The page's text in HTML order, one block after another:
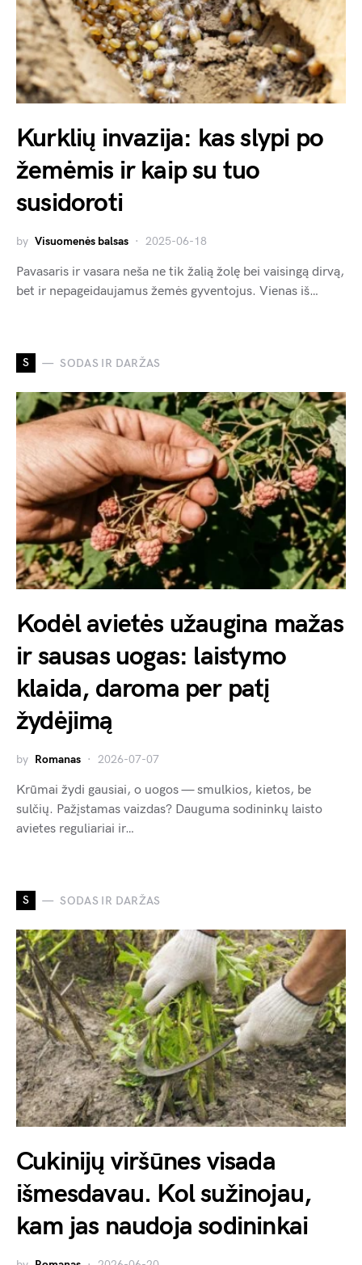
Kurklių invazija: kas slypi po
žemėmis ir kaip su tuo
susidoroti
by Visuomenės balsas 2025-06-18
Pavasaris ir vasara neša ne tik žalią žolę bei vaisingą dirvą,
bet ir nepageidaujamus žemės gyventojus. Vienas iš…
S SODAS IR DARŽAS
Kodėl avietės užaugina mažas
ir sausas uogas: laistymo
klaida, daroma per patį
žydėjimą
by Romanas 2026-07-07
Krūmai žydi gausiai, o uogos — smulkios, kietos, be
sulčių. Pažįstamas vaizdas? Dauguma sodininkų laisto
avietes reguliariai ir…
S SODAS IR DARŽAS
Cukinijų viršūnes visada
išmesdavau. Kol sužinojau,
kam jas naudoja sodininkai